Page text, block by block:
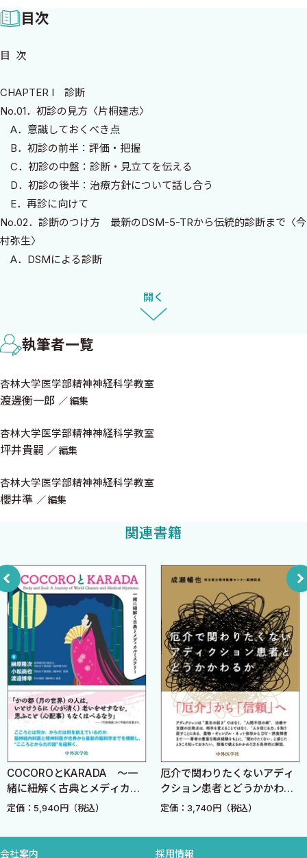
定用語や周産期などのライフステージといった観点も含め，多角
的にうつ病を捉えることが重視されている．さらに，初期治療だ
先の維持治療など，実際の臨床経過に即した内容へと発展してい
一方で，ガイドラインは限られた紙面の中でエビデンスを整理
し提示することを目的としているため，実臨床において「どのよ
うに考え，どのように進めていくか」という臨床的な経験知まで
を十分に記載することは容易ではない．例えば，診断に迷う場面
で何を手掛かりにするのか，当事者との信頼関係をどう築くのか，
薬物療法をどのように調整していくのか，あるいは治療が停滞し
た際に何を見直すべきかといった点には，日々の診療の中で培われ
た実践知が大きく関わると言えよう．
本書は，そのような「実際の診療で役立つ視点や工夫」を共有
したいという思いから企画した．具体的には，初診の診立てや診
慮への対応，薬物療法だけでなく精神療法やニューロモデュレー
ションなどの治療選択肢とSDM，さらには治療困難例への対応や
日常診療で遭遇するさまざまな場面・状況別のテーマについて，
当教室の教室員・出身者・関連施設のスタッフらが，それぞれの
専門性と経験をもとに執筆している．医師だけでなく看護師や心
理士，作業療法士など，我々の教室ならではの多職種の視点を盛
本書が，うつ病診療に携わる医療者にとって，ガイドラインをよ
り深く理解し，日々の臨床実践へとつなげる一助となれば幸甚であ
る際の一冊となることを願っている．
渡邊衡一郎
目次
目 次
CHAPTER I 診断
No.01．初診の見方〈片桐建志〉
A．意識しておくべき点
B．初診の前半：評価・把握
C．初診の中盤：診断・見立てを伝える
D．初診の後半：治療方針について話し合う
E．再診に向けて
No.02．診断のつけ方 最新のDSM-5-TRから伝統的診断まで〈今
村弥生〉
A．DSMによる診断
C．DSM-5-TRやICD-10の診断項目に記載のない症状・
No.03．双極症との鑑別〈丸木
A．うつ病と双極症を鑑別することの重要性
C．躁的因子
D．継続的な評価
No.04．併存する精神疾患の気づき方，対応方法〈野村海里〉
A．併存疾患に気づくタイミング
C．各論
No.05．鑑別を要する身体疾患，併存する身体疾患，薬剤性を含め
A．鑑別を要する身体疾患
C．物質の生理学的作用による抑うつ状態
D．併存する身体疾患
E．鑑別のために
CHAPTER II 評価
No.06．特定用語のつけ方〈村尾昌美〉
A．特定用語とは
No.07．評価尺度とそのつけ方〈渡邊雅子〉
A．MBC
B．抑うつ症状についての評価尺度
C．認知機能，社会機能についての評価尺度
No.08．自殺念慮・企図の評価，対応〈大原光人〉
A．自殺と精神疾患
B．自殺念慮の評価
C．自殺念慮・企図に対する対応
No.09．最終的な治療目標〈松本泰幸〉
開く
執筆者一覧
杏林大学医学部精神神経科学教室
渡邊衡一郎 編集
杏林大学医学部精神神経科学教室
坪井貴嗣 編集
杏林大学医学部精神神経科学教室
櫻井準 編集
関連書籍
COCOROとKARADA 〜一
緒に紐解く古典とメディカル
ミステリー〜
定価：5,940円（税込）
厄介で関わりたくないアディ
クション患者とどうかかわる
か
定価：3,740円（税込）
会社案内 採用情報